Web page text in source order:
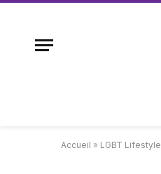
Accueil » LGBT Lifestyle